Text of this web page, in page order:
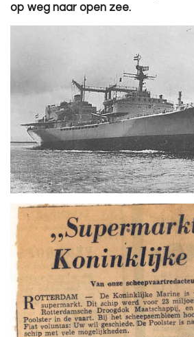
op weg naar open zee.